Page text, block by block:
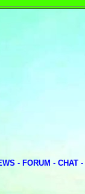
- FORUM - CHAT -